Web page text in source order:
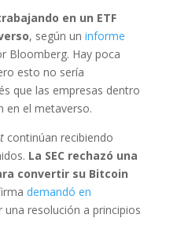
en un ETF
, según un informe
Bloomberg. Hay poca
esto no sería
que las empresas dentro
en el metaverso.
continúan recibiendo
La SEC rechazó una
convertir su Bitcoin
demandó en
una resolución a principios